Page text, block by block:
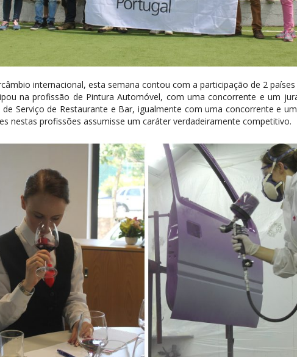
internacional, esta semana contou com a participação de 2
na profissão de Pintura Automóvel, com uma concorrente e um
Serviço de Restaurante e Bar, igualmente com uma concorrente e
nestas profissões assumisse um caráter verdadeiramente competitivo.